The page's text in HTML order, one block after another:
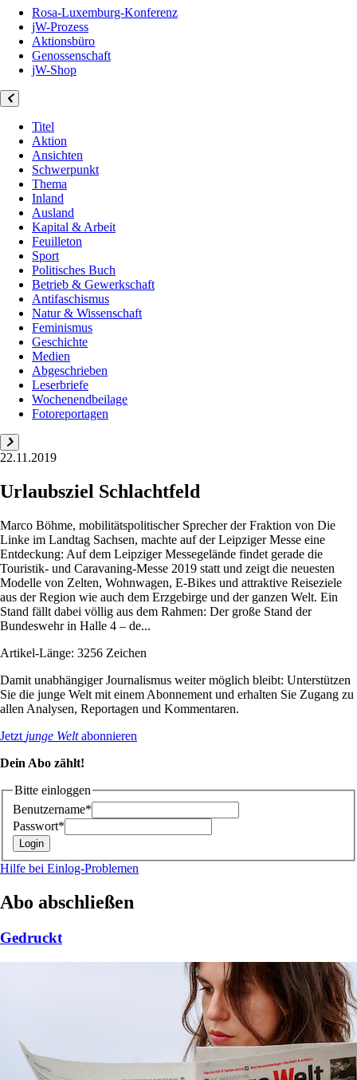
Rosa-Luxemburg-Konferenz
jW-Prozess
Aktionsbüro
Genossenschaft
jW-Shop
Titel
Aktion
Ansichten
Schwerpunkt
Thema
Inland
Ausland
Kapital & Arbeit
Feuilleton
Sport
Politisches Buch
Betrieb & Gewerkschaft
Antifaschismus
Natur & Wissenschaft
Feminismus
Geschichte
Medien
Abgeschrieben
Leserbriefe
Wochenendbeilage
Fotoreportagen
22.11.2019
Urlaubsziel Schlachtfeld
Marco Böhme, mobilitätspolitischer Sprecher der Fraktion von Die
Linke im Landtag Sachsen, machte auf der Leipziger Messe eine
Entdeckung: Auf dem Leipziger Messegelände findet gerade die
Touristik- und Caravaning-Messe 2019 statt und zeigt die neuesten
Modelle von Zelten, Wohnwagen, E-Bikes und attraktive Reiseziele
aus der Region wie auch dem Erzgebirge und der ganzen Welt. Ein
Stand fällt dabei völlig aus dem Rahmen: Der große Stand der
Bundeswehr in Halle 4 – de...
Artikel-Länge: 3256 Zeichen
Damit unabhängiger Journalismus weiter möglich bleibt: Unterstützen
Sie die junge Welt mit einem Abonnement und erhalten Sie Zugang zu
allen Analysen, Reportagen und Kommentaren.
Jetzt junge Weltabonnieren
Dein Abo zählt!
Bitte einloggen
Benutzername*
Passwort*
Hilfe bei Einlog-Problemen
Abo abschließen
Gedruckt